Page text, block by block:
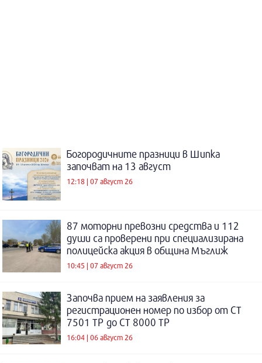
Богородичните празници в Шипка
започват на 13 август
12:18 | 07 август 26
87 моторни превозни средства и 112
души са проверени при специализирана
полицейска акция в община Мъглиж
10:45 | 07 август 26
Започва прием на заявления за
регистрационен номер по избор от СТ
7501 ТР до СТ 8000 ТР
16:04 | 06 август 26